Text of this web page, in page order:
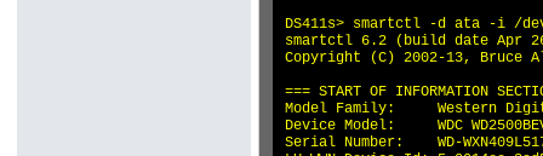
DS411s> smartctl -d ata -i /
smartctl 6.2 (build date Apr
Copyright (C) 2002-13, Bruce
=== START OF INFORMATION
Model Family:     Western
Device Model:     WDC
Serial Number:    WD-